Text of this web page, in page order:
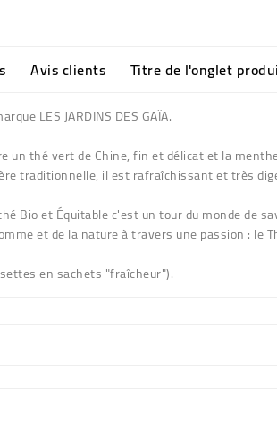
Avis clients Titre de l'onglet
LES JARDINS DES GAÏA.
un thé vert de Chine, fin et délicat et la
traditionnelle, il est rafraîchissant et très
Bio et Équitable c'est un tour du monde de
et de la nature à travers une passion : le
en sachets "fraîcheur").